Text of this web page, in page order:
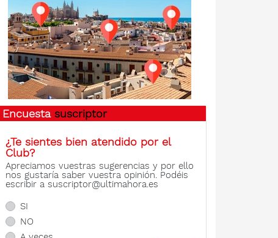
Encuesta suscriptor
¿Te sientes bien atendido por el
Club?
Apreciamos vuestras sugerencias y por ello
nos gustaría saber vuestra opinión. Podéis
escribir a suscriptor@ultimahora.es
SI
NO